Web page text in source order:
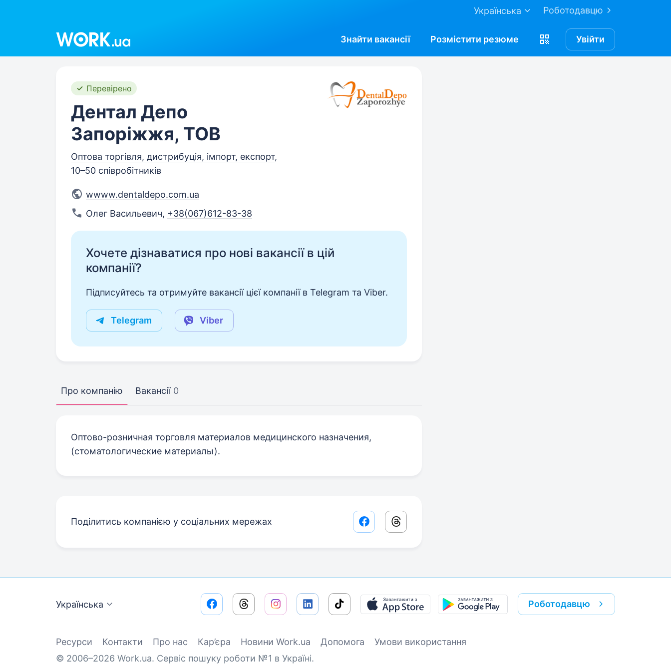
Роботодавцю
Українська
Знайти вакансії Розмістити резюме Увійти
Перевірено
Дентал Депо
Запоріжжя, ТОВ
Оптова торгівля, дистрибуція, імпорт, експорт,
10–50 співробітників
wwww.dentaldepo.com.ua
Олег Васильевич, +38(067)612-83-38
Хочете дізнаватися про нові вакансії в цій
компанії?
Підписуйтесь та отримуйте вакансії цієї компанії в Telegram та Viber.
Telegram Viber
Про компанію Вакансії 0
Оптово-розничная торговля материалов медицинского назначения,
(стоматологические материалы).
Поділитись компанією у соціальних мережах Facebook share link
Threads share link
Українська Роботодавцю
Ресурси Контакти Про нас Кар’єра Новини Work.ua Допомога
Умови використання
© 2006–2026 Work.ua. Сервіс пошуку роботи №1 в Україні.